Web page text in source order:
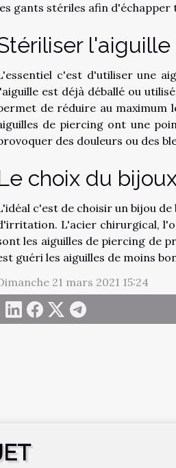
gants stériles afin
l'aiguille
c'est d'utiliser une
est déjà déballé ou
de réduire au maximum
de piercing ont une
des douleurs ou des
choix du
c'est de choisir un bijou
L'acier chirurgical,
les aiguilles de piercing de
guéri les aiguilles de moins
21 mars 2021 15:24